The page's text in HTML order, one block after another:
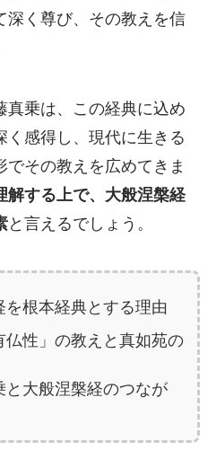
深く尊び、その教えを信
真乗は、この経典に込め
く感得し、現代に生きる
その教えを広めてきま
解する上で、大般涅槃経
と言えるでしょう。
を根本経典とする理由
仏性」の教えと真如苑の
と大般涅槃経のつなが